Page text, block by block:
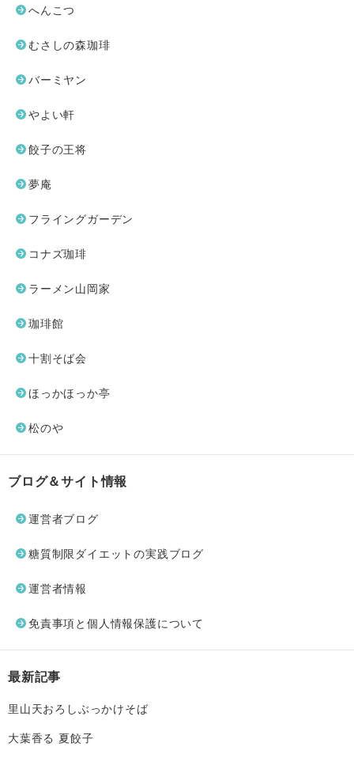
へんこつ
むさしの森珈琲
バーミヤン
やよい軒
餃子の王将
夢庵
フライングガーデン
コナズ珈琲
ラーメン山岡家
珈琲館
十割そば会
ほっかほっか亭
松のや
ブログ＆サイト情報
運営者ブログ
糖質制限ダイエットの実践ブログ
運営者情報
免責事項と個人情報保護について
最新記事
里山天おろしぶっかけそば
大葉香る 夏餃子